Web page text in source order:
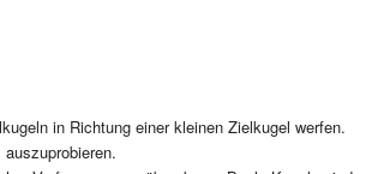
in Richtung einer kleinen Zielkugel werfen.